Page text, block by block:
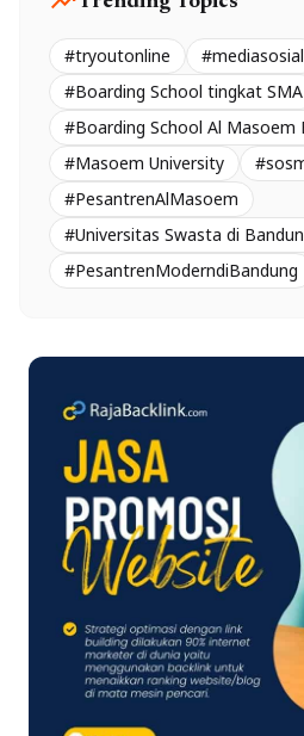
#tryoutonline #mediasosial
#Boarding School tingkat SMA
#Boarding School Al Masoem
#Masoem University
#PesantrenAlMasoem
#Universitas Swasta di
#PesantrenModerndiBandung